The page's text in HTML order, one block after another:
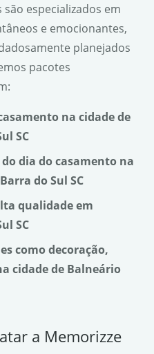
especializados em
e emocionantes,
planejados
pacotes
na cidade de
SC
dia do casamento na
do Sul SC
qualidade em
SC
como decoração,
cidade de Balneário
a Memorizze